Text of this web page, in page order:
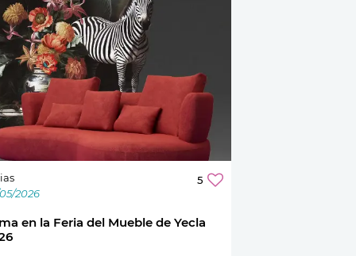
5
2026
en la Feria del Mueble de Yecla